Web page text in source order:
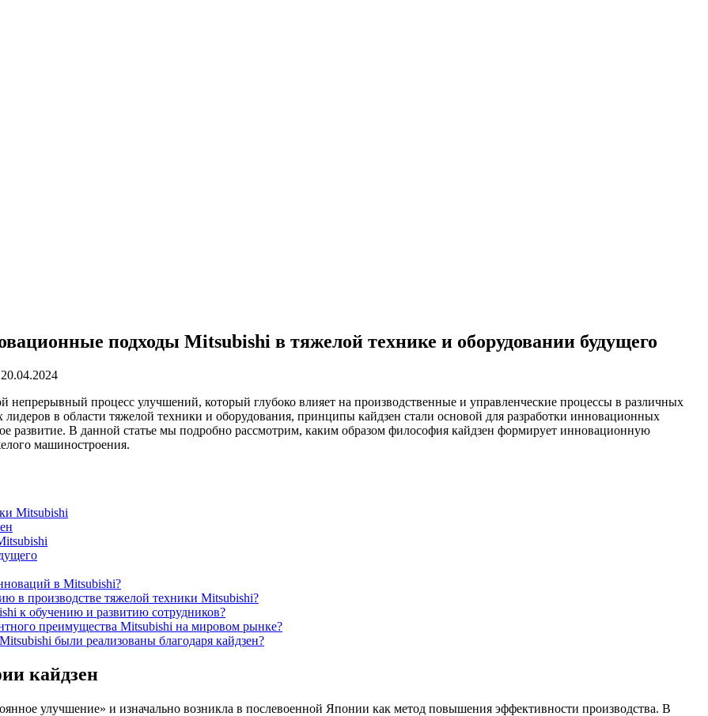
подходы Mitsubishi в тяжелой технике и оборудовании будущего
20.04.2024
непрерывный процесс улучшений, который глубоко влияет на производственные и управленческие процессы в различных
в области тяжелой техники и оборудования, принципы кайдзен стали основой для разработки инновационных
развитие. В данной статье мы подробно рассмотрим, каким образом философия кайдзен формирует инновационную
машиностроения.
Mitsubishi
в Mitsubishi?
в производстве тяжелой техники Mitsubishi?
к обучению и развитию сотрудников?
преимущества Mitsubishi на мировом рынке?
были реализованы благодаря кайдзен?
кайдзен
улучшение» и изначально возникла в послевоенной Японии как метод повышения эффективности производства. В